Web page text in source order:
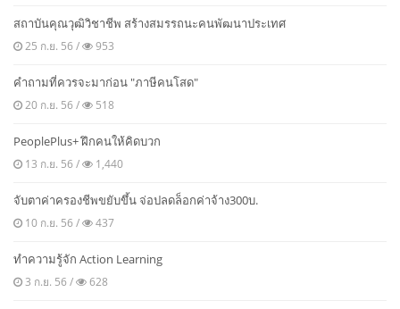
สถาบันคุณวุฒิวิชาชีพ สร้างสมรรถนะคนพัฒนาประเทศ
25 ก.ย. 56 / 953
คำถามที่ควรจะมาก่อน "ภาษีคนโสด"
20 ก.ย. 56 / 518
PeoplePlus+ ฝึกคนให้คิดบวก
13 ก.ย. 56 / 1,440
จับตาค่าครองชีพขยับขึ้น จ่อปลดล็อกค่าจ้าง300บ.
10 ก.ย. 56 / 437
ทำความรู้จัก Action Learning
3 ก.ย. 56 / 628